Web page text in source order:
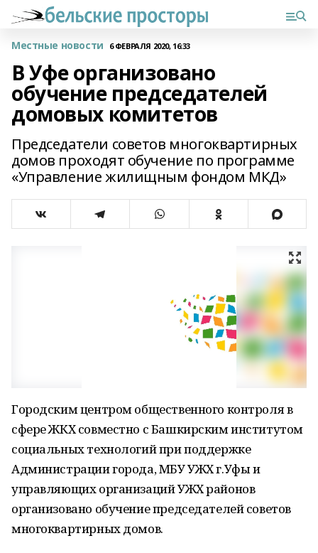
Местные новости 6 ФЕВРАЛЯ 2020, 16:33
В Уфе организовано
обучение председателей
домовых комитетов
Председатели советов многоквартирных
домов проходят обучение по программе
«Управление жилищным фондом МКД»
Городским центром общественного контроля в
сфере ЖКХ совместно с Башкирским институтом
социальных технологий при поддержке
Администрации города, МБУ УЖХ г.Уфы и
управляющих организаций УЖХ районов
организовано обучение председателей советов
многоквартирных домов.